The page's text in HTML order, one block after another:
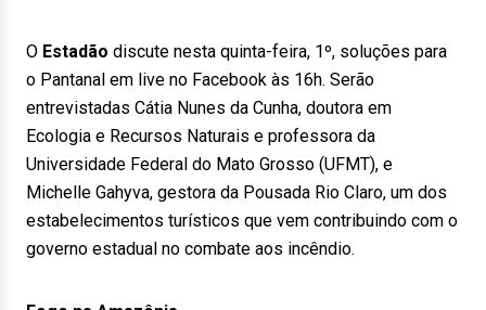
O Estadão discute nesta quinta-feira, 1º, soluções para
o Pantanal em live no Facebook às 16h. Serão
entrevistadas Cátia Nunes da Cunha, doutora em
Ecologia e Recursos Naturais e professora da
Universidade Federal do Mato Grosso (UFMT), e
Michelle Gahyva, gestora da Pousada Rio Claro, um dos
estabelecimentos turísticos que vem contribuindo com o
governo estadual no combate aos incêndio.